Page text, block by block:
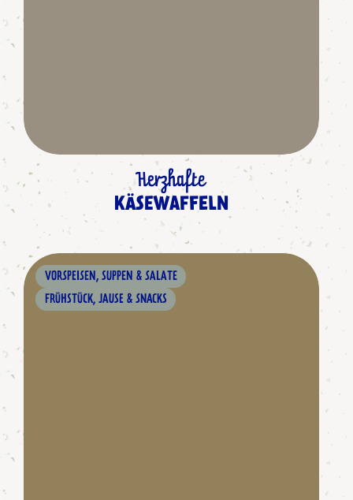
Herzhafte
KÄSEWAFFELN
VORSPEISEN, SUPPEN & SALATE
FRÜHSTÜCK, JAUSE & SNACKS